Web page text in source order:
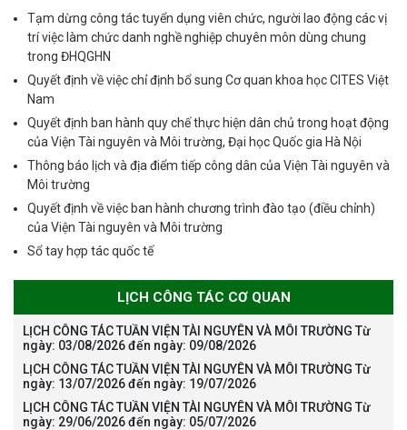
Tạm dừng công tác tuyển dụng viên chức, người lao động các vị
trí việc làm chức danh nghề nghiệp chuyên môn dùng chung
trong ĐHQGHN
Quyết định về việc chỉ định bổ sung Cơ quan khoa học CITES Việt
Nam
Quyết định ban hành quy chế thực hiện dân chủ trong hoạt động
của Viện Tài nguyên và Môi trường, Đại học Quốc gia Hà Nội
Thông báo lịch và địa điểm tiếp công dân của Viện Tài nguyên và
Môi trường
Quyết định về việc ban hành chương trình đào tạo (điều chỉnh)
của Viện Tài nguyên và Môi trường
Sổ tay hợp tác quốc tế
LỊCH CÔNG TÁC CƠ QUAN
LỊCH CÔNG TÁC TUẦN VIỆN TÀI NGUYÊN VÀ MÔI TRƯỜNG Từ
ngày: 03/08/2026 đến ngày: 09/08/2026
LỊCH CÔNG TÁC TUẦN VIỆN TÀI NGUYÊN VÀ MÔI TRƯỜNG Từ
ngày: 13/07/2026 đến ngày: 19/07/2026
LỊCH CÔNG TÁC TUẦN VIỆN TÀI NGUYÊN VÀ MÔI TRƯỜNG Từ
ngày: 29/06/2026 đến ngày: 05/07/2026